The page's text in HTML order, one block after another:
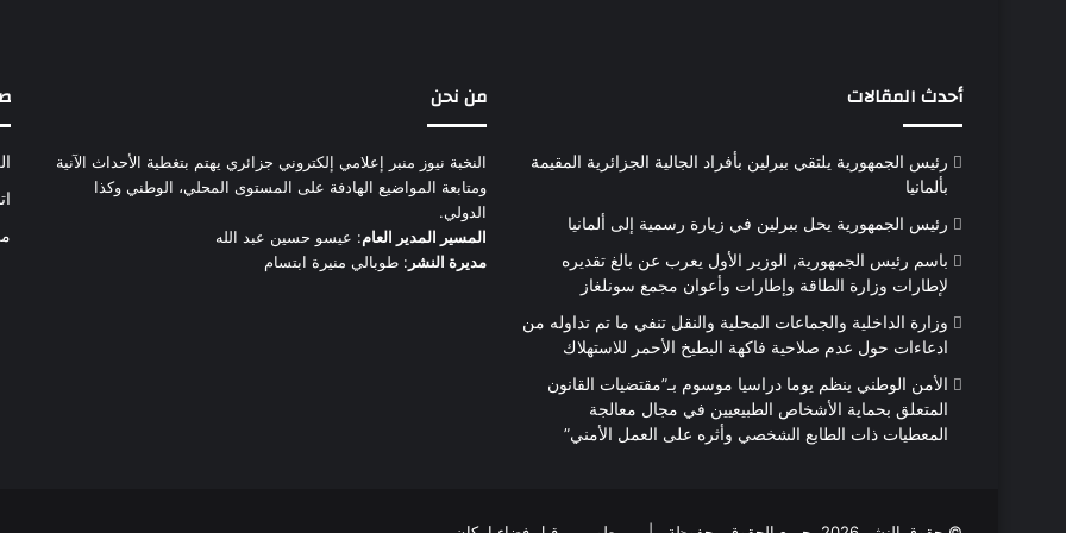
أحدث المقالات
رئيس الجمهورية يلتقي ببرلين بأفراد الجالية الجزائرية المقيمة
بألمانيا
رئيس الجمهورية يحل ببرلين في زيارة رسمية إلى ألمانيا
باسم رئيس الجمهورية, الوزير الأول يعرب عن بالغ تقديره
لإطارات وزارة الطاقة وإطارات وأعوان مجمع سونلغاز
وزارة الداخلية والجماعات المحلية والنقل تنفي ما تم تداوله من
ادعاءات حول عدم صلاحية فاكهة البطيخ الأحمر للاستهلاك
الأمن الوطني ينظم يوما دراسيا موسوم بـ”مقتضيات القانون
المتعلق بحماية الأشخاص الطبيعيين في مجال معالجة
المعطيات ذات الطابع الشخصي وأثره على العمل الأمني”
من نحن
النخبة نيوز منبر إعلامي إلكتروني جزائري يهتم بتغطية الأحداث الآنية
ومتابعة المواضيع الهادفة على المستوى المحلي، الوطني وكذا
الدولي.
المسير المدير العام: عيسو حسين عبد الله
مديرة النشر : طوبالي منيرة ابتسام